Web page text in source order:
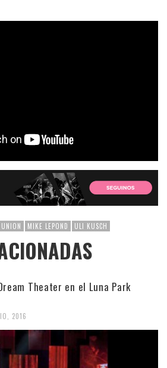
MIKE LEPOND ULI KUSCH
Theater en el Luna Park
2016